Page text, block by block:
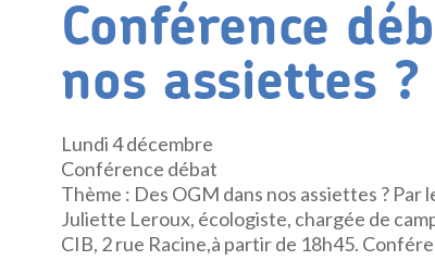
Conférence
nos assiettes ?
Lundi 4 décembre
Conférence débat
Thème : Des OGM dans nos assiettes ?
Juliette Leroux, écologiste, chargée de
CIB, 2 rue Racine,à partir de 18h45.